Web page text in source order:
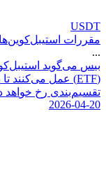
USDT
مقررات استیبل‌کوین‌ها
...
بیس میگوید ستیبلک
(
ETF
) عمل میکنند تا
تقسیمبندی ر خ خو هد
2026-04-20